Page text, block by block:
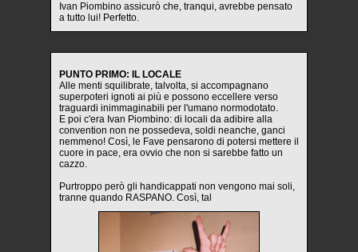
Ivan Piombino assicurò che, tranqui, avrebbe pensato
a tutto lui! Perfetto.
PUNTO PRIMO: IL LOCALE
Alle menti squilibrate, talvolta, si accompagnano
superpoteri ignoti ai più e possono eccellere verso
traguardi inimmaginabili per l'umano normodotato.
E poi c'era Ivan Piombino: di locali da adibire alla
convention non ne possedeva, soldi neanche, ganci
nemmeno! Così, le Fave pensarono di potersi mettere il
cuore in pace, era ovvio che non si sarebbe fatto un
cazzo.
Purtroppo però gli handicappati non vengono mai soli,
tranne quando RASPANO. Così, tal